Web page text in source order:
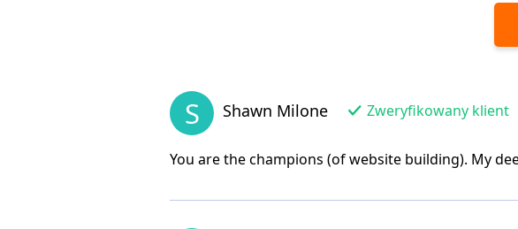
S Shawn Milone Zweryfikowany klient
You are the champions (of website building). My